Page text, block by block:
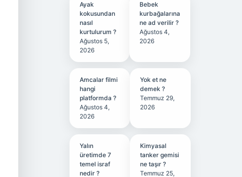
Ayak
kokusundan
nasıl
kurtulurum ?
Ağustos 5,
2026
Bebek
kurbağalarına
ne ad verilir ?
Ağustos 4,
2026
Amcalar filmi
hangi
platformda ?
Ağustos 4,
2026
Yok et ne
demek ?
Temmuz 29,
2026
Yalın
üretimde 7
temel israf
nedir ?
Kimyasal
tanker gemisi
ne taşır ?
Temmuz 25,